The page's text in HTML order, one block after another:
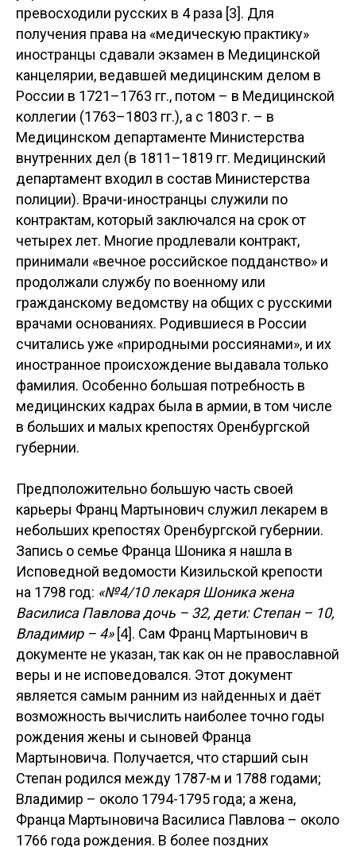
превосходили русских в 4 раза [3]. Для
получения права на «медическую практику»
иностранцы сдавали экзамен в Медицинской
канцелярии, ведавшей медицинским делом в
России в 1721–1763 гг., потом – в Медицинской
коллегии (1763–1803 гг.), а с 1803 г. – в
Медицинском департаменте Министерства
внутренних дел (в 1811–1819 гг. Медицинский
департамент входил в состав Министерства
полиции). Врачи-иностранцы служили по
контрактам, который заключался на срок от
четырех лет. Многие продлевали контракт,
принимали «вечное российское подданство» и
продолжали службу по военному или
гражданскому ведомству на общих с русскими
врачами основаниях. Родившиеся в России
считались уже «природными россиянами», и их
иностранное происхождение выдавала только
фамилия. Особенно большая потребность в
медицинских кадрах была в армии, в том числе
в больших и малых крепостях Оренбургской
губернии.
Предположительно большую часть своей
карьеры Франц Мартынович служил лекарем в
небольших крепостях Оренбургской губернии.
Запись о семье Франца Шоника я нашла в
Исповедной ведомости Кизильской крепости
на 1798 год: «№4/10 лекаря Шоника жена
Василиса Павлова дочь – 32, дети: Степан – 10,
Владимир – 4»[4]. Сам Франц Мартынович в
документе не указан, так как он не православной
веры и не исповедовался. Этот документ
является самым ранним из найденных и даёт
возможность вычислить наиболее точно годы
рождения жены и сыновей Франца
Мартыновича. Получается, что старший сын
Степан родился между 1787-м и 1788 годами;
Владимир – около 1794-1795 года; а жена,
Франца Мартыновича Василиса Павлова – около
1766 года рождения. В более поздних